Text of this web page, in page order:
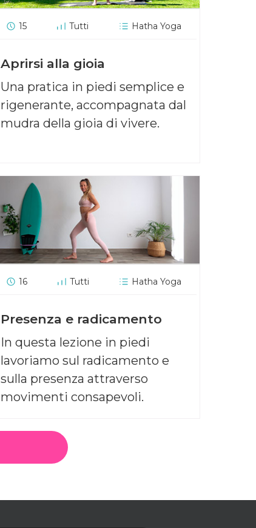
15 Tutti Hatha Yoga
Aprirsi alla gioia
Una pratica in piedi semplice e
rigenerante, accompagnata dal
mudra della gioia di vivere.
16 Tutti Hatha Yoga
Presenza e radicamento
In questa lezione in piedi
lavoriamo sul radicamento e
sulla presenza attraverso
movimenti consapevoli.